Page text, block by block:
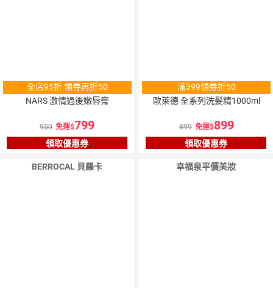
全店95折 領券再折50
NARS 激情過後嫩唇膏
950 免運 799
領取優惠券
滿399領券折50
歐萊德 全系列洗髮精1000ml
899 免運 899
領取優惠券
BERROCAL 貝羅卡 幸福泉平價美妝